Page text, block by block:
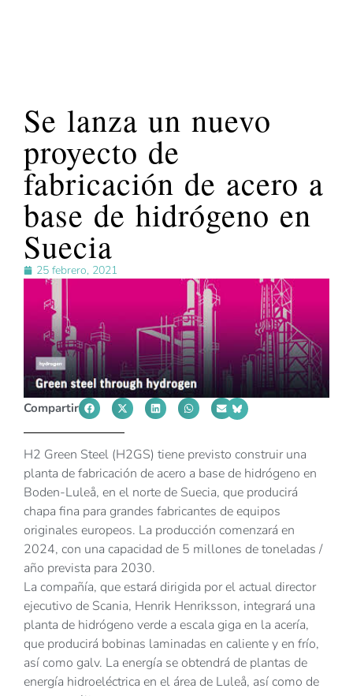
Se lanza un nuevo
proyecto de
fabricación de acero a
base de hidrógeno en
Suecia
25 febrero, 2021
Compartir
H2 Green Steel (H2GS) tiene previsto construir una
planta de fabricación de acero a base de hidrógeno en
Boden-Luleå, en el norte de Suecia, que producirá
chapa fina para grandes fabricantes de equipos
originales europeos. La producción comenzará en
2024, con una capacidad de 5 millones de toneladas /
año prevista para 2030.
La compañía, que estará dirigida por el actual director
ejecutivo de Scania, Henrik Henriksson, integrará una
planta de hidrógeno verde a escala giga en la acería,
que producirá bobinas laminadas en caliente y en frío,
así como galv. La energía se obtendrá de plantas de
energía hidroeléctrica en el área de Luleå, así como de